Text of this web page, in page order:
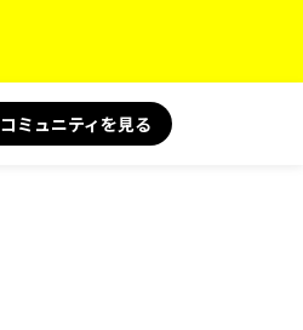
コミュニティを見る